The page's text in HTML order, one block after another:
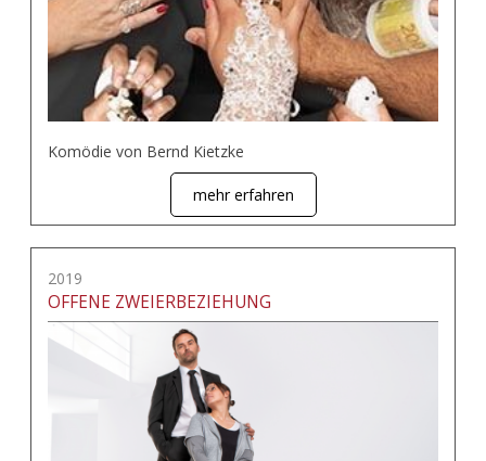
Komödie von Bernd Kietzke
mehr erfahren
2019
OFFENE ZWEIERBEZIEHUNG